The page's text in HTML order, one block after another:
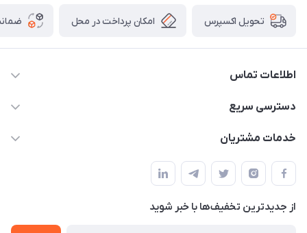
تحویل اکسپرس امکان پرداخت در محل
اطلاعات تماس
09124780957
دسترسی سریع
حساب کاربری
لیست محصولات
درباره ما
خدمات مشتریان
قوانین و مقررات
حریم خصوصی
راهنما
از جدید‌ترین تخفیف‌ها با‌ خبر شوید